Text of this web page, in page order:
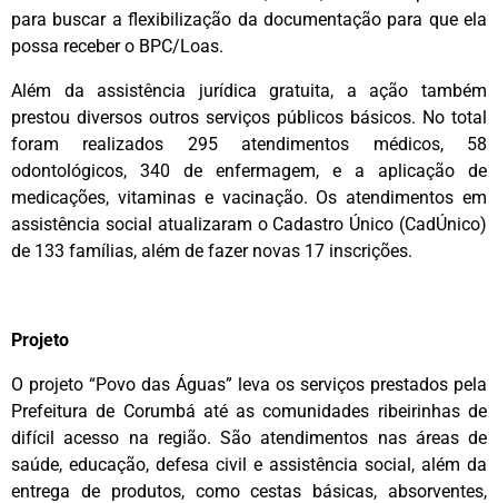
para buscar a flexibilização da documentação para que ela
possa receber o BPC/Loas.
Além da assistência jurídica gratuita, a ação também
prestou diversos outros serviços públicos básicos. No total
foram realizados 295 atendimentos médicos, 58
odontológicos, 340 de enfermagem, e a aplicação de
medicações, vitaminas e vacinação. Os atendimentos em
assistência social atualizaram o Cadastro Único (CadÚnico)
de 133 famílias, além de fazer novas 17 inscrições.
Projeto
O projeto “Povo das Águas” leva os serviços prestados pela
Prefeitura de Corumbá até as comunidades ribeirinhas de
difícil acesso na região. São atendimentos nas áreas de
saúde, educação, defesa civil e assistência social, além da
entrega de produtos, como cestas básicas, absorventes,